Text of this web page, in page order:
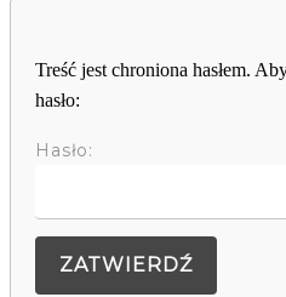
Treść jest chroniona hasłem.
hasło:
Hasło: